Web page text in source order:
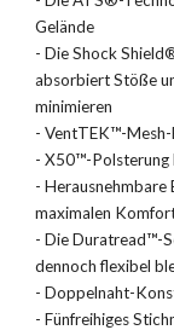
Gelände
- Die Shock
absorbiert Stöße
minimieren
- VentTEK™-
- X50™-
- Herausnehmbare
maximalen
- Die Duratread™-
dennoch flexibel
- Doppelnaht-
- Fünfreihiges